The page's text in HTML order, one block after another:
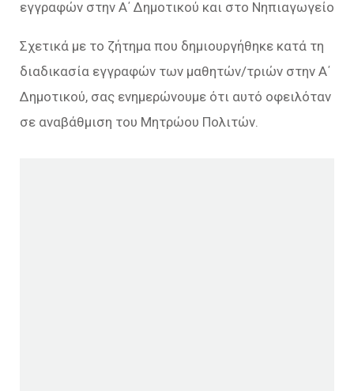
εγγραφών στην Α΄ Δημοτικού και στο Νηπιαγωγείο
Σχετικά με το ζήτημα που δημιουργήθηκε κατά τη
διαδικασία εγγραφών των μαθητών/τριών στην Α΄
Δημοτικού, σας ενημερώνουμε ότι αυτό οφειλόταν
σε αναβάθμιση του Μητρώου Πολιτών.